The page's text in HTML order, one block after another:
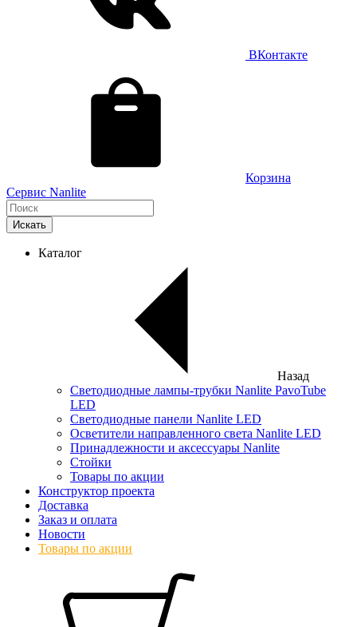
ВКонтакте
Корзина
Сервис Nanlite
Искать
Каталог
Назад
Светодиодные лампы-трубки Nanlite PavoTube
LED
Светодиодные панели Nanlite LED
Осветители направленного света Nanlite LED
Принадлежности и аксессуары Nanlite
Стойки
Товары по акции
Конструктор проекта
Доставка
Заказ и оплата
Новости
Товары по акции